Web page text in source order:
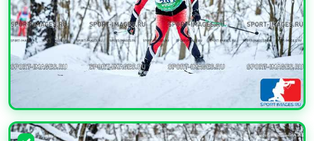
УВЕЛИЧИТЬ